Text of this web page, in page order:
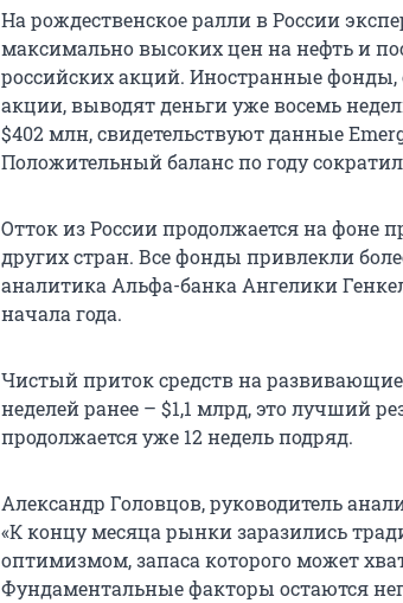
На рождественское ралли в России
максимально высоких цен на нефть и
российских акций. Иностранные
акции, выводят деньги уже восемь
$402 млн, свидетельствуют данные
Положительный баланс по году
Отток из России продолжается на фоне
других стран. Все фонды привлекли
аналитика Альфа-банка Ангелики
начала года.
Чистый приток средств на
неделей ранее – $1,1 млрд, это лучший
продолжается уже 12 недель подряд.
Александр Головцов, руководитель
«К концу месяца рынки заразились
оптимизмом, запаса которого может
Фундаментальные факторы остаются